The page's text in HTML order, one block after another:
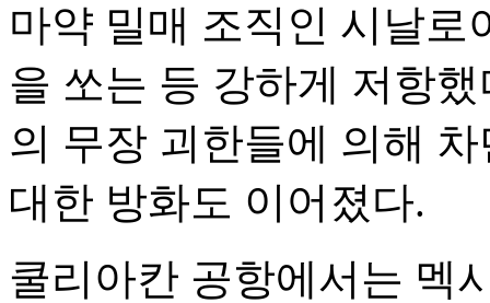
마약 밀매 조직인 시날로
을 쏘는 등 강하게 저항
의 무장 괴한들에 의해
대한 방화도 이어졌다.
쿨리아칸 공항에서는 멕